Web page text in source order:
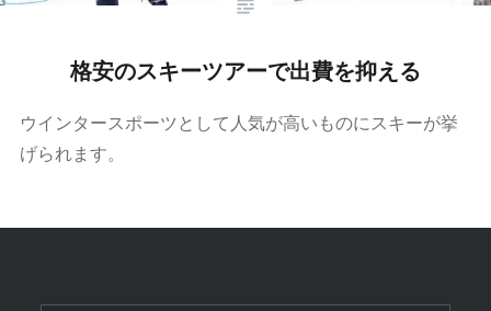
格安のスキーツアーで出費を抑える
ウインタースポーツとして人気が高いものにスキーが挙
げられます。